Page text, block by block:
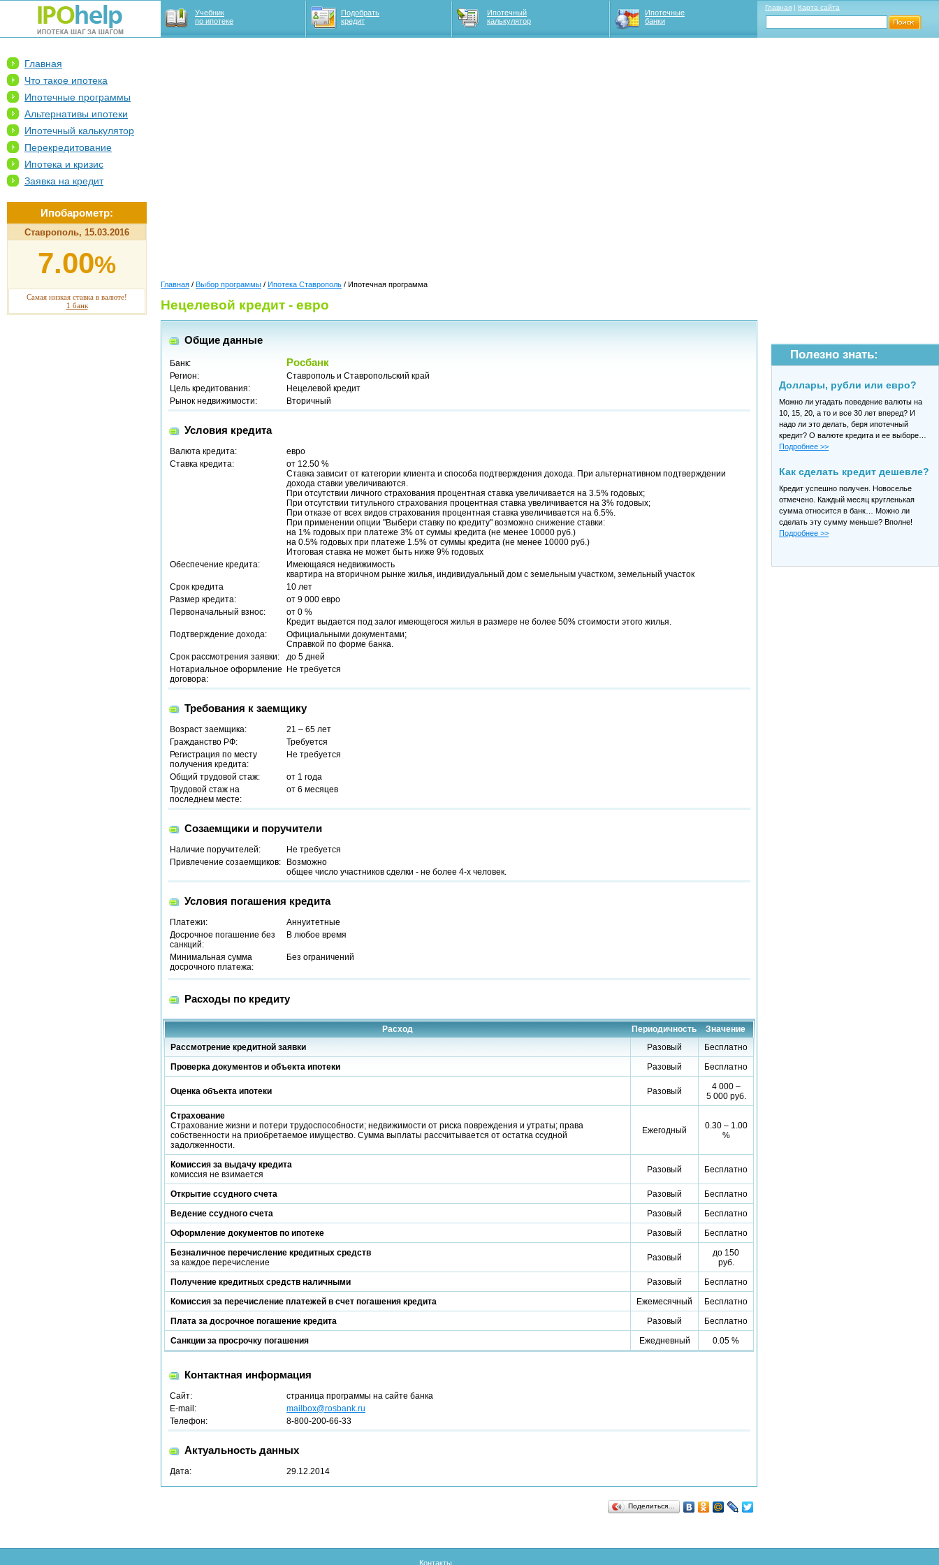
Учебник
по ипотеке
Подобрать
кредит
Ипотечный
калькулятор
Ипотечные
банки
Главная | Карта сайта
Главная
Что такое ипотека
Ипотечные программы
Альтернативы ипотеки
Ипотечный калькулятор
Перекредитование
Ипотека и кризис
Заявка на кредит
Ипобарометр:
Ставрополь, 15.03.2016
7.00%
Самая низкая ставка в валюте!
1 банк
Главная / Выбор программы / Ипотека Ставрополь / Ипотечная программа
Нецелевой кредит - евро
Общие данные
Банк: Росбанк
Регион:
Ставрополь и Ставропольский край
Цель кредитования:
Нецелевой кредит
Рынок недвижимости:
Вторичный
Условия кредита
Валюта кредита:
евро
Ставка кредита:
от 12.50 %
Ставка зависит от категории клиента и способа подтверждения дохода. При альтернативном подтверждении
дохода ставки увеличиваются.
При отсутствии личного страхования процентная ставка увеличивается на 3.5% годовых;
При отсутствии титульного страхования процентная ставка увеличивается на 3% годовых;
При отказе от всех видов страхования процентная ставка увеличивается на 6.5%.
При применении опции "Выбери ставку по кредиту" возможно снижение ставки:
на 1% годовых при платеже 3% от суммы кредита (не менее 10000 руб.)
на 0.5% годовых при платеже 1.5% от суммы кредита (не менее 10000 руб.)
Итоговая ставка не может быть ниже 9% годовых
Обеспечение кредита:
Имеющаяся недвижимость
квартира на вторичном рынке жилья, индивидуальный дом с земельным участком, земельный участок
Срок кредита
10 лет
Размер кредита:
от 9 000 евро
Первоначальный взнос:
от 0 %
Кредит выдается под залог имеющегося жилья в размере не более 50% стоимости этого жилья.
Подтверждение дохода:
Официальными документами;
Справкой по форме банка.
Срок рассмотрения заявки:
до 5 дней
Нотариальное оформление
договора:
Не требуется
Требования к заемщику
Возраст заемщика:
21 – 65 лет
Гражданство РФ:
Требуется
Регистрация по месту
получения кредита:
Не требуется
Общий трудовой стаж:
от 1 года
Трудовой стаж на
последнем месте:
от 6 месяцев
Созаемщики и поручители
Наличие поручителей:
Не требуется
Привлечение созаемщиков:
Возможно
общее число участников сделки - не более 4-х человек.
Условия погашения кредита
Платежи:
Аннуитетные
Досрочное погашение без
санкций:
В любое время
Минимальная сумма
досрочного платежа:
Без ограничений
Расходы по кредиту
Расход Периодичность
Значение
Рассмотрение кредитной заявки
Разовый
Бесплатно
Проверка документов и объекта ипотеки
Разовый Бесплатно
Оценка объекта ипотеки Разовый
4 000 –
5 000 руб.
Страхование
Страхование жизни и потери трудоспособности; недвижимости от риска повреждения и утраты; права
собственности на приобретаемое имущество. Сумма выплаты рассчитывается от остатка ссудной
задолженности.
Ежегодный
0.30 – 1.00
%
Комиссия за выдачу кредита
комиссия не взимается
Разовый Бесплатно
Открытие ссудного счета Разовый
Бесплатно
Ведение ссудного счета
Разовый
Бесплатно
Оформление документов по ипотеке
Разовый
Бесплатно
Безналичное перечисление кредитных средств
за каждое перечисление
Разовый
до 150
руб.
Получение кредитных средств наличными
Разовый
Бесплатно
Комиссия за перечисление платежей в счет погашения кредита
Ежемесячный
Бесплатно
Плата за досрочное погашение кредита
Разовый
Бесплатно
Санкции за просрочку погашения
Ежедневный 0.05 %
Контактная информация
Сайт:
страница программы на сайте банка
E-mail:
mailbox@rosbank.ru
Телефон:
8-800-200-66-33
Актуальность данных
Дата: 29.12.2014
Поделиться…
Полезно знать:
Доллары, рубли или евро?
Можно ли угадать поведение валюты на
10, 15, 20, а то и все 30 лет вперед? И
надо ли это делать, беря ипотечный
кредит? О валюте кредита и ее выборе…
Подробнее >>
Как сделать кредит дешевле?
Кредит успешно получен. Новоселье
отмечено. Каждый месяц кругленькая
сумма относится в банк… Можно ли
сделать эту сумму меньше? Вполне!
Подробнее >>
Контакты